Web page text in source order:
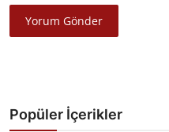
Yorum Gönder
Popüler İçerikler